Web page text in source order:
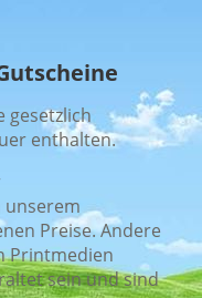
gesetzlich
enthalten.
unserem
Preise. Andere
Printmedien
sein und sind